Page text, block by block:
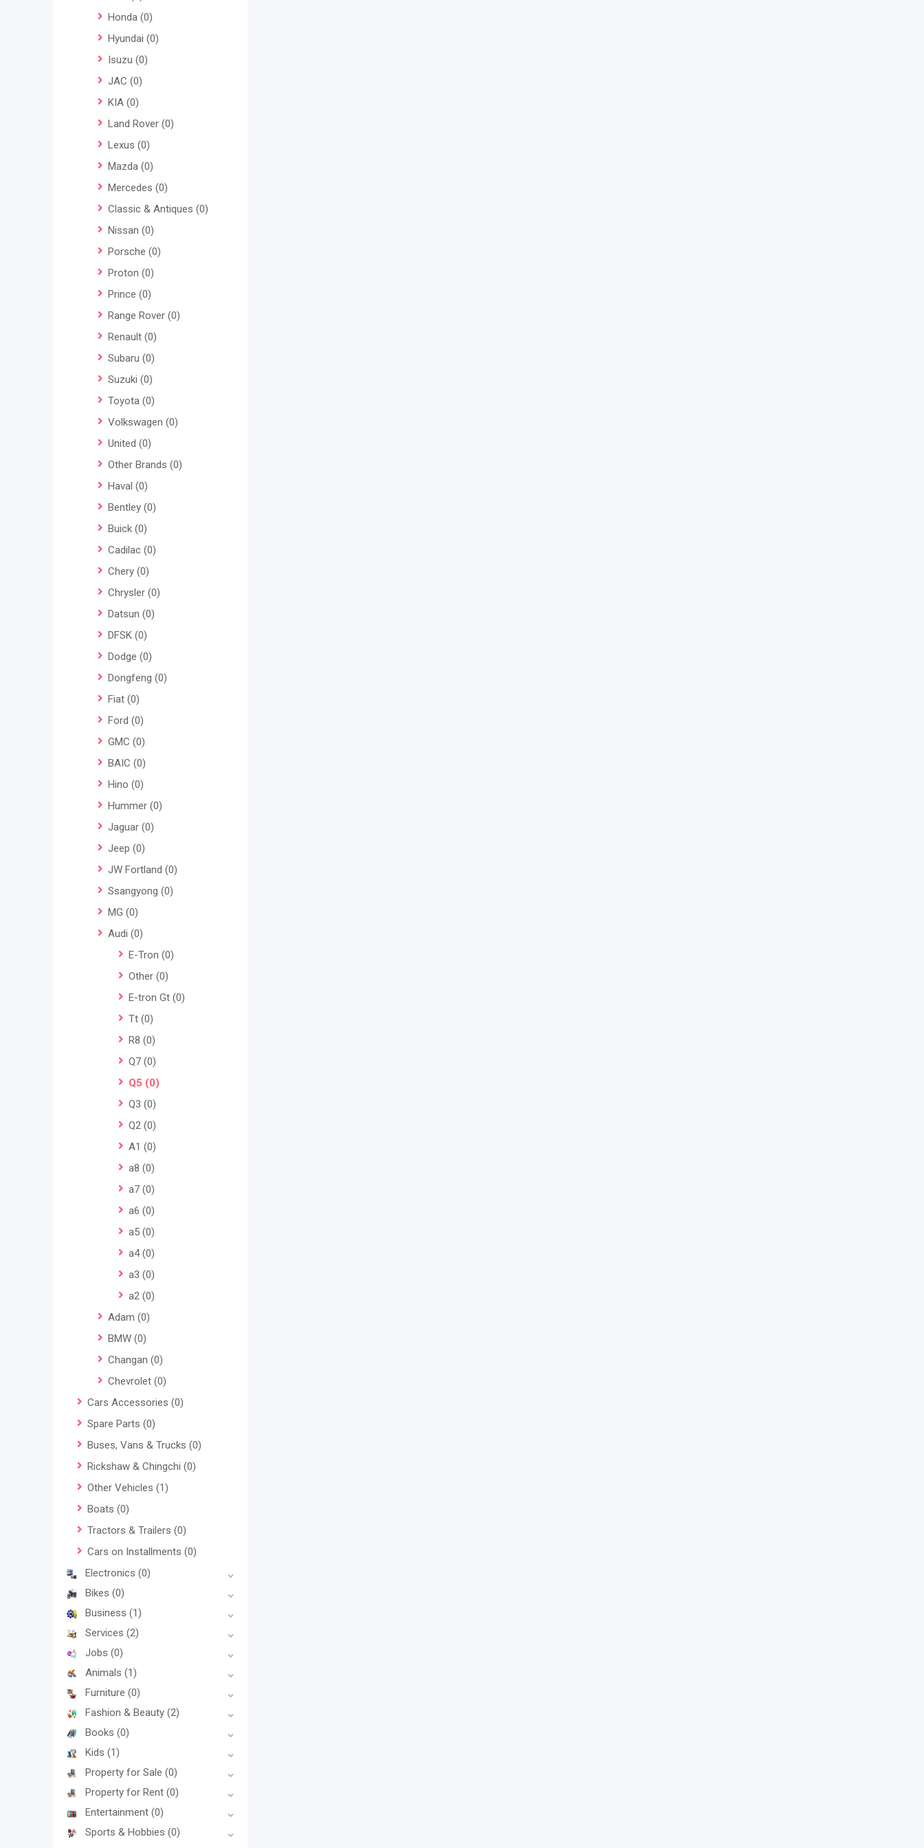
Honda (0)
Hyundai (0)
Isuzu (0)
JAC (0)
KIA (0)
Land Rover (0)
Lexus (0)
Mazda (0)
Mercedes (0)
Classic & Antiques (0)
Nissan (0)
Porsche (0)
Proton (0)
Prince (0)
Range Rover (0)
Renault (0)
Subaru (0)
Suzuki (0)
Toyota (0)
Volkswagen (0)
United (0)
Other Brands (0)
Haval (0)
Bentley (0)
Buick (0)
Cadilac (0)
Chery (0)
Chrysler (0)
Datsun (0)
DFSK (0)
Dodge (0)
Dongfeng (0)
Fiat (0)
Ford (0)
GMC (0)
BAIC (0)
Hino (0)
Hummer (0)
Jaguar (0)
Jeep (0)
JW Fortland (0)
Ssangyong (0)
MG (0)
Audi (0)
E-Tron (0)
Other (0)
E-tron Gt (0)
Tt (0)
R8 (0)
Q7 (0)
Q5 (0)
Q3 (0)
Q2 (0)
A1 (0)
a8 (0)
a7 (0)
a6 (0)
a5 (0)
a4(0)
a3 (0)
a2 (0)
Adam (0)
BMW (0)
Changan (0)
Chevrolet (0)
Cars Accessories (0)
Spare Parts (0)
Buses, Vans & Trucks (0)
Rickshaw & Chingchi (0)
Other Vehicles (1)
Boats (0)
Tractors & Trailers (0)
Cars on Installments (0)
Electronics (0)
Bikes (0)
Business (1)
Services (2)
Jobs (0)
Animals (1)
Furniture (0)
Fashion & Beauty (2)
Books (0)
Kids (1)
Property for Sale (0)
Property for Rent (0)
Entertainment (0)
Sports & Hobbies (0)